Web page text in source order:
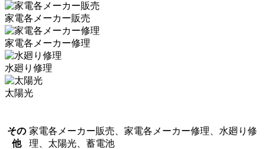
家電各メーカー販売
家電各メーカー修理
水廻り修理
太陽光
その
他
家電各メーカー販売、家電各メーカー修理、水廻り修
理、太陽光、蓄電池